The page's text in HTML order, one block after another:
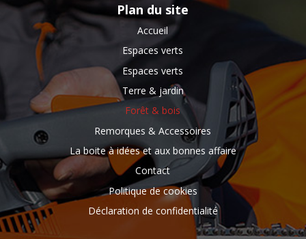
Plan du site
Accueil
Espaces verts
Espaces verts
Terre & jardin
Forêt & bois
Remorques & Accessoires
La boite à idées et aux bonnes affaire
Contact
Politique de cookies
Déclaration de confidentialité